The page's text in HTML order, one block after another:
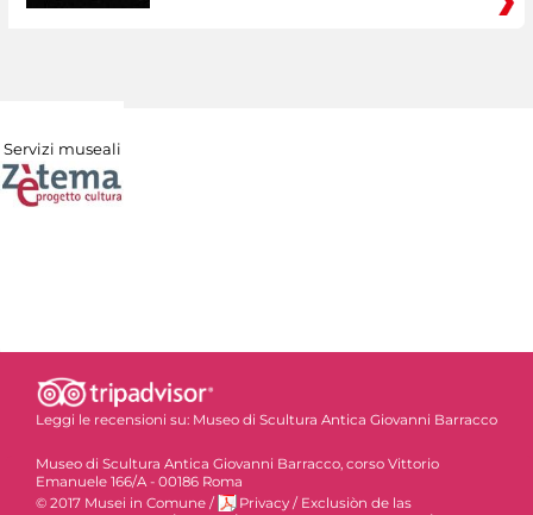
Servizi museali
Leggi le recensioni su: Museo di Scultura Antica Giovanni Barracco
Museo di Scultura Antica Giovanni Barracco, corso Vittorio
Emanuele 166/A - 00186 Roma
© 2017 Musei in Comune / Privacy / Exclusiòn de las